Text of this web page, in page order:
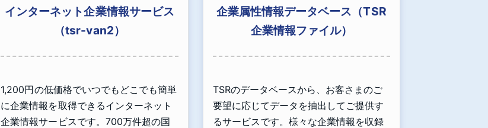
インターネット企業情報サービス
（tsr-van2）
1,200円の低価格でいつでもどこでも簡単
に企業情報を取得できるインターネット
企業情報サービスです。700万件超の国
企業属性情報データベース（TSR
企業情報ファイル）
TSRのデータベースから、お客さまのご
要望に応じてデータを抽出してご提供す
るサービスです。様々な企業情報を収録